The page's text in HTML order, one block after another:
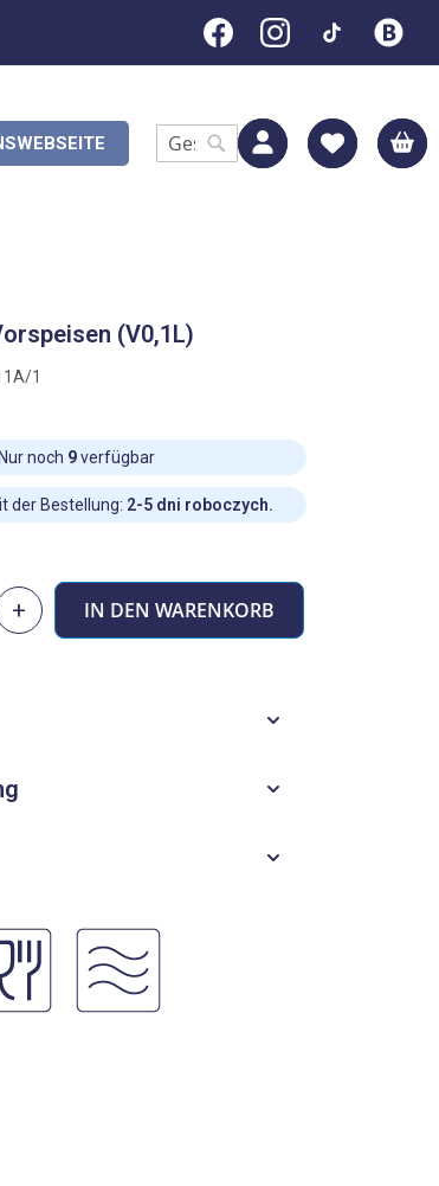
Search Search
(V0,1L)
1
Nur noch 9verfügbar
der Bestellung: 2-5 dni roboczych.
IN DEN WARENKORB
+